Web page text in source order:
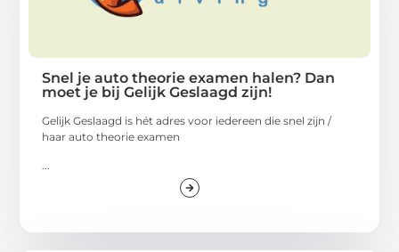
Snel je auto theorie examen halen? Dan
moet je bij Gelijk Geslaagd zijn!
Gelijk Geslaagd is hét adres voor iedereen die snel zijn /
haar auto theorie examen
...